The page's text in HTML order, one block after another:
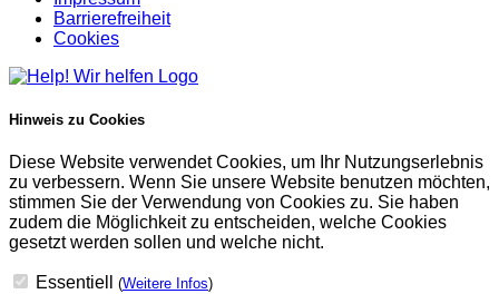
Barrierefreiheit
Cookies
Hinweis zu Cookies
Diese Website verwendet Cookies, um Ihr Nutzungserlebnis
zu verbessern. Wenn Sie unsere Website benutzen möchten,
stimmen Sie der Verwendung von Cookies zu. Sie haben
zudem die Möglichkeit zu entscheiden, welche Cookies
gesetzt werden sollen und welche nicht.
Essentiell (Weitere Infos)